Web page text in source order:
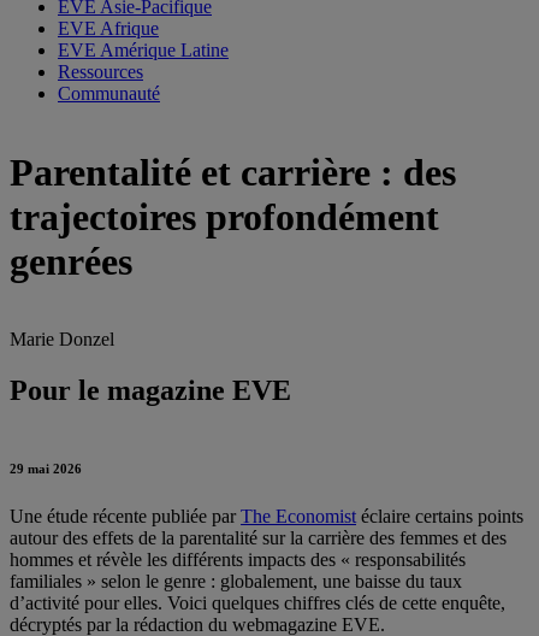
EVE Asie-Pacifique
EVE Afrique
EVE Amérique Latine
Ressources
Communauté
Parentalité et carrière : des
trajectoires profondément
genrées
Marie Donzel
Pour le magazine EVE
29 mai 2026
Une étude récente publiée parThe Economist éclaire certains points
autour des effets de la parentalité sur la carrière des femmes et des
hommes et révèle les différents impacts des « responsabilités
familiales » selon le genre : globalement, une baisse du taux
d’activité pour elles. Voici quelques chiffres clés de cette enquête,
décryptés par la rédaction du webmagazine EVE.